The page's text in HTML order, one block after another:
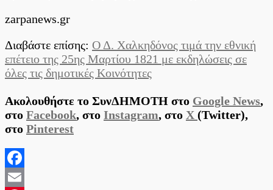
zarpanews.gr
Διαβάστε επίσης: Ο Δ. Χαλκηδόνος τιμά την εθνική
επέτειο της 25ης Μαρτίου 1821 με εκδηλώσεις σε
όλες τις δημοτικές Κοινότητες
Ακολουθήστε το ΣυνΔΗΜΟΤΗ στο Google News,
στο Facebook, στο Instagram, στο X (Twitter),
στο Pinterest
Facebook